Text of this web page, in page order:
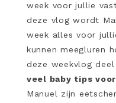
week voor jullie
deze vlog wordt
week alles voor
kunnen meegluren
deze weekvlog
veel baby tips
Manuel zijn